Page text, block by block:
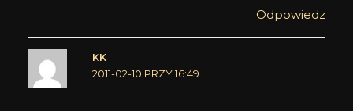
Odpowiedz
KK
2011-02-10 PRZY 16:49